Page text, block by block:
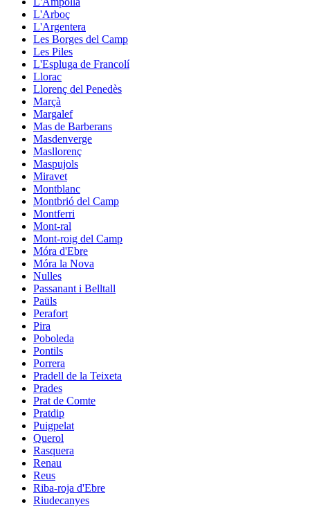
L'Arboç
L'Argentera
Les Borges del Camp
Les Piles
L'Espluga de Francolí
Llorac
Llorenç del Penedès
Marçà
Margalef
Mas de Barberans
Masdenverge
Masllorenç
Maspujols
Miravet
Montblanc
Montbrió del Camp
Montferri
Mont-ral
Mont-roig del Camp
Móra d'Ebre
Móra la Nova
Nulles
Passanant i Belltall
Paüls
Perafort
Pira
Poboleda
Pontils
Porrera
Pradell de la Teixeta
Prades
Prat de Comte
Pratdip
Puigpelat
Querol
Rasquera
Renau
Reus
Riba-roja d'Ebre
Riudecanyes